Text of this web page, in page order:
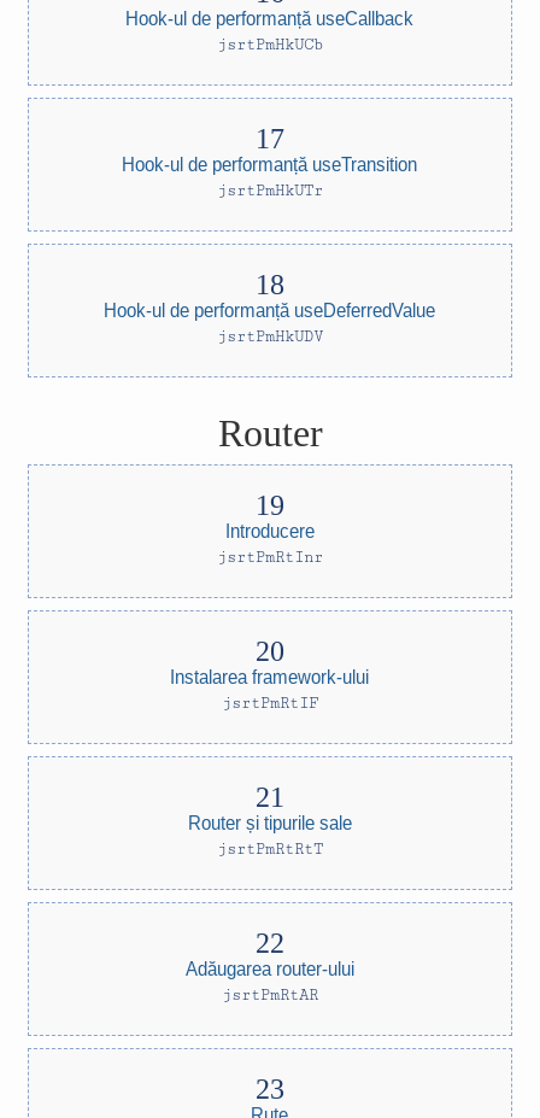
Hook-ul de performanță useCallback
jsrtPmHkUCb
Hook-ul de performanță useTransition
jsrtPmHkUTr
Hook-ul de performanță useDeferredValue
jsrtPmHkUDV
Router
Introducere
jsrtPmRtInr
Instalarea framework-ului
jsrtPmRtIF
Router și tipurile sale
jsrtPmRtRtT
Adăugarea router-ului
jsrtPmRtAR